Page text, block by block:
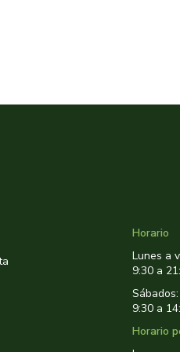
Horario
Lunes a
9:30 a
Sábados:
9:30 a
Horario